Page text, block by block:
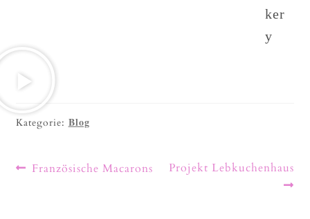
ker
y
Kategorie: Blog
Französische Macarons Projekt Lebkuchenhaus